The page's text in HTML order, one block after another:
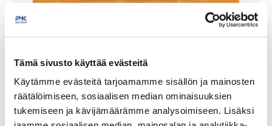
Tämä sivusto käyttää evästeitä
Käytämme evästeitä tarjoamamme sisällön ja mainosten
räätälöimiseen, sosiaalisen median ominaisuuksien
tukemiseen ja kävijämäärämme analysoimiseen. Lisäksi